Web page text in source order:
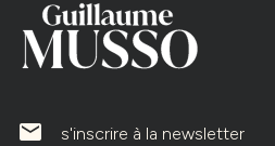
mailIcone
s'inscrire à la newsletter